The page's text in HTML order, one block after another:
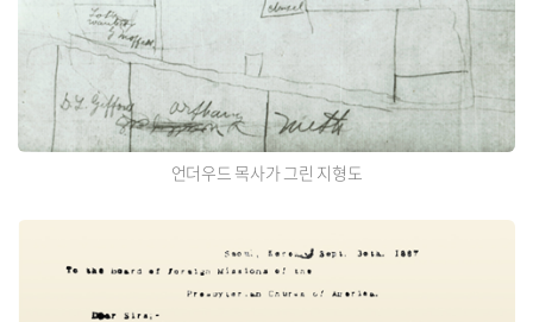
언더우드 목사가 그린 지형도